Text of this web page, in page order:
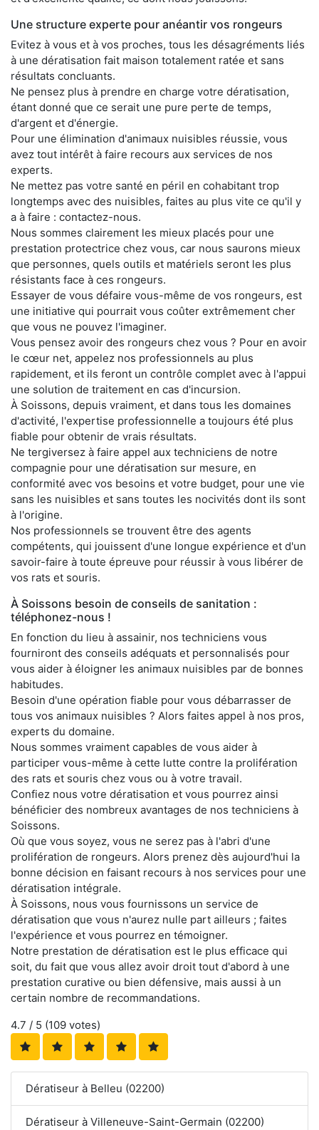
Une structure experte pour anéantir vos rongeurs
Evitez à vous et à vos proches, tous les désagréments liés
à une dératisation fait maison totalement ratée et sans
résultats concluants.
Ne pensez plus à prendre en charge votre dératisation,
étant donné que ce serait une pure perte de temps,
d'argent et d'énergie.
Pour une élimination d'animaux nuisibles réussie, vous
avez tout intérêt à faire recours aux services de nos
experts.
Ne mettez pas votre santé en péril en cohabitant trop
longtemps avec des nuisibles, faites au plus vite ce qu'il y
a à faire : contactez-nous.
Nous sommes clairement les mieux placés pour une
prestation protectrice chez vous, car nous saurons mieux
que personnes, quels outils et matériels seront les plus
résistants face à ces rongeurs.
Essayer de vous défaire vous-même de vos rongeurs, est
une initiative qui pourrait vous coûter extrêmement cher
que vous ne pouvez l'imaginer.
Vous pensez avoir des rongeurs chez vous ? Pour en avoir
le cœur net, appelez nos professionnels au plus
rapidement, et ils feront un contrôle complet avec à l'appui
une solution de traitement en cas d'incursion.
À Soissons, depuis vraiment, et dans tous les domaines
d'activité, l'expertise professionnelle a toujours été plus
fiable pour obtenir de vrais résultats.
Ne tergiversez à faire appel aux techniciens de notre
compagnie pour une dératisation sur mesure, en
conformité avec vos besoins et votre budget, pour une vie
sans les nuisibles et sans toutes les nocivités dont ils sont
à l'origine.
Nos professionnels se trouvent être des agents
compétents, qui jouissent d'une longue expérience et d'un
savoir-faire à toute épreuve pour réussir à vous libérer de
vos rats et souris.
À Soissons besoin de conseils de sanitation :
téléphonez-nous !
En fonction du lieu à assainir, nos techniciens vous
fourniront des conseils adéquats et personnalisés pour
vous aider à éloigner les animaux nuisibles par de bonnes
habitudes.
Besoin d'une opération fiable pour vous débarrasser de
tous vos animaux nuisibles ? Alors faites appel à nos pros,
experts du domaine.
Nous sommes vraiment capables de vous aider à
participer vous-même à cette lutte contre la prolifération
des rats et souris chez vous ou à votre travail.
Confiez nous votre dératisation et vous pourrez ainsi
bénéficier des nombreux avantages de nos techniciens à
Soissons.
Où que vous soyez, vous ne serez pas à l'abri d'une
prolifération de rongeurs. Alors prenez dès aujourd'hui la
bonne décision en faisant recours à nos services pour une
dératisation intégrale.
À Soissons, nous vous fournissons un service de
dératisation que vous n'aurez nulle part ailleurs ; faites
l'expérience et vous pourrez en témoigner.
Notre prestation de dératisation est le plus efficace qui
soit, du fait que vous allez avoir droit tout d'abord à une
prestation curative ou bien défensive, mais aussi à un
certain nombre de recommandations.
4.7 / 5 (109 votes)
Dératiseur à Belleu (02200)
Dératiseur à Villeneuve-Saint-Germain (02200)